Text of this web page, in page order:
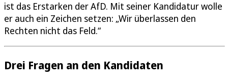
ist das Erstarken der AfD. Mit seiner Kandidatur wolle
er auch ein Zeichen setzen: „Wir überlassen den
Rechten nicht das Feld.“
Drei Fragen an den Kandidaten